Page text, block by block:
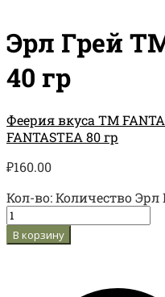
Эрл Грей
40 гр
Феерия вкуса TM
FANTASTEA 80 гр
₽160.00
Кол-во:Количество Эрл
В корзину